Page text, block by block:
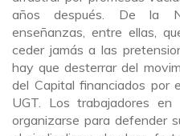
años después. De la
enseñanzas, entre ellas,
ceder jamás a las
hay que desterrar del
del Capital financiados por
UGT. Los trabajadores
organizarse para defender